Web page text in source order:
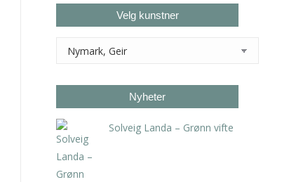
Velg kunstner
Nyheter
Solveig Landa – Grønn vifte